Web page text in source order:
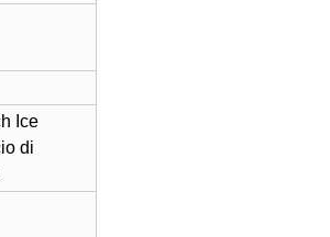
Ice
di